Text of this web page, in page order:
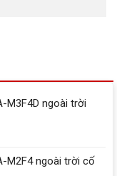
M3F4D ngoài trời
M2F4 ngoài trời cố